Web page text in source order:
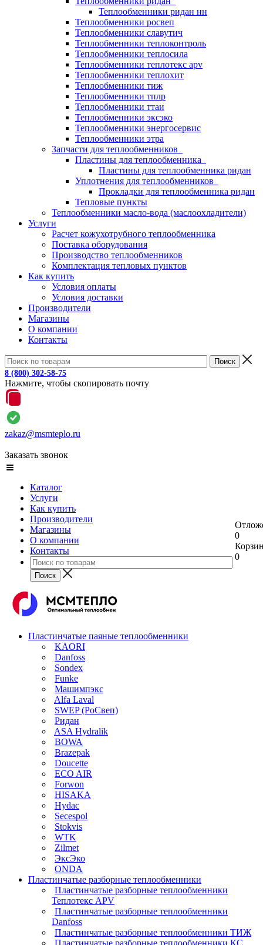
Теплообменники ридан нн
Теплообменники росвеп
Теплообменники славутич
Теплообменники теплоконтроль
Теплообменники теплосила
Теплообменники теплотекс apv
Теплообменники теплохит
Теплообменники тиж
Теплообменники тплр
Теплообменники ттаи
Теплообменники эксэко
Теплообменники энергосервис
Теплообменники этра
Запчасти для теплообменников
Пластины для теплообменника
Пластины для теплообменника ридан
Уплотнения для теплообменников
Прокладки для теплообменника ридан
Тепловые пункты
Теплообменники масло-вода (маслоохладители)
Услуги
Расчет кожухотрубного теплообменника
Поставка оборудования
Производство теплообменников
Комплектация тепловых пунктов
Как купить
Условия оплаты
Условия доставки
Производители
Магазины
О компании
Контакты
8 (800) 302-58-75
Нажмите, чтобы скопировать почту
zakaz@msmteplo.ru
Заказать звонок
Каталог
Услуги
Как купить
Производители
Магазины
О компании
Контакты
0
0
Пластинчатые паяные теплообменники
KAORI
Danfoss
Sondex
Funke
Машимпэкс
Alfa Laval
SWEP (РоСвеп)
Ридан
ASA Hydralik
BOWA
Brazepak
Doucette
ECO AIR
Forwon
HISAKA
Hydac
Secespol
Stokvis
WTK
Zilmet
ЭксЭко
ONDA
Пластинчатые разборные теплообменники
Пластинчатые разборные теплообменники
Теплотекс APV
Пластинчатые разборные теплообменники
Danfoss
Пластинчатые разборные теплообменники ТИЖ
Пластинчатые разборные теплообменники КC